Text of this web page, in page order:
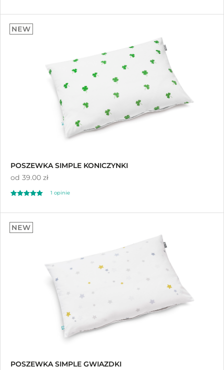
na 5
NEW
POSZEWKA SIMPLE KONICZYNKI
od 39.00 zł
na 5
1 opinie
NEW
POSZEWKA SIMPLE GWIAZDKI